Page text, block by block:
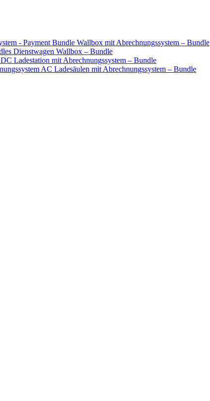
Wallbox mit Abrechnungssystem – Bundle
Dienstwagen Wallbox – Bundle
DC Ladestation mit Abrechnungssystem – Bundle
AC Ladesäulen mit Abrechnungssystem – Bundle